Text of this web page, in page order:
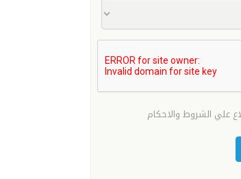
علي الشروط والاحكام